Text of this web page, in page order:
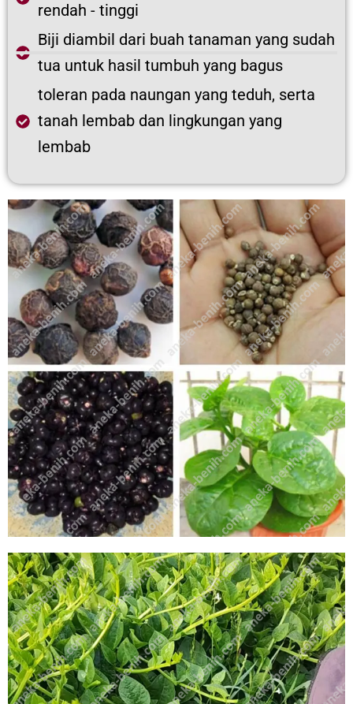
rendah - tinggi
Biji diambil dari buah tanaman yang sudah
tua untuk hasil tumbuh yang bagus
toleran pada naungan yang teduh, serta
tanah lembab dan lingkungan yang
lembab